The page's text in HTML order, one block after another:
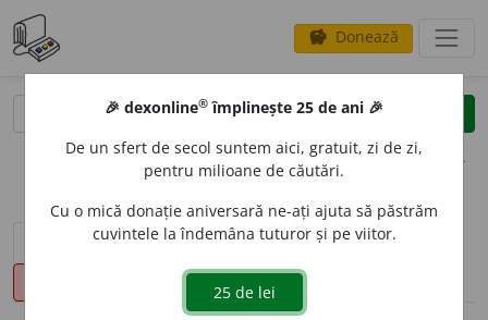
savings Donează
clear
opțiuni
sinteza definițiilor (1) definiții (11)
declinări
🎉 dexonline® împlinește 25 de ani 🎉
De un sfert de secol suntem aici, gratuit, zi de zi,
pentru milioane de căutări.
Cu o mică donație aniversară ne-ați ajuta să păstrăm
cuvintele la îndemâna tuturor și pe viitor.